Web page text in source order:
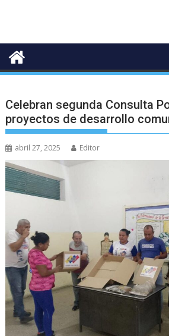
Celebran segunda Consulta
proyectos de desarrollo
abril 27, 2025 Editor